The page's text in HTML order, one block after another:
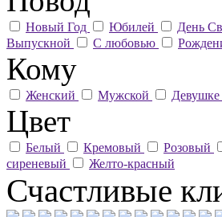
Новый Год Юбилей День
Выпускной
С любовью
Кому
Женский Мужской Девушке
Цвет
Белый Кремовый Розовый
сиреневый
Желто-красный
Счастливые